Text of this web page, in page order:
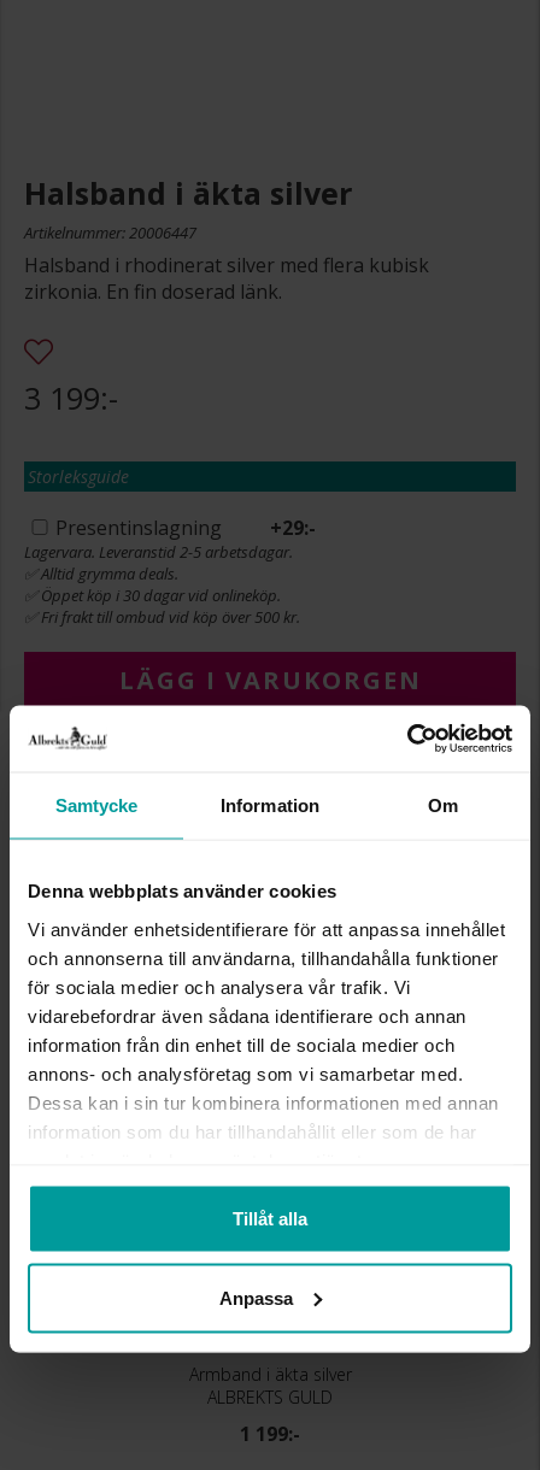
Samtycke Information Om
Denna webbplats använder cookies
Vi använder enhetsidentifierare för att anpassa innehållet
och annonserna till användarna, tillhandahålla funktioner
för sociala medier och analysera vår trafik. Vi
vidarebefordrar även sådana identifierare och annan
information från din enhet till de sociala medier och
annons- och analysföretag som vi samarbetar med.
Dessa kan i sin tur kombinera informationen med annan
information som du har tillhandahållit eller som de har
Tillåt alla
Anpassa
Halsband i äkta silver
Artikelnummer: 20006447
Halsband i rhodinerat silver med flera kubisk
zirkonia. En fin doserad länk.
3 199:-
Storleksguide
Presentinslagning +29:-
Lagervara. Leveranstid 2-5 arbetsdagar.
✅ Alltid grymma deals.
✅ Öppet köp i 30 dagar vid onlineköp.
✅ Fri frakt till ombud vid köp över 500 kr.
LÄGG I VARUKORGEN
BREDD CA (MM)
VARUMÄRKE
Albrekts Guld
MATERIAL
Silver
STEN/PÄRLA
Kubisk zirkonia
Liknande produkter
Armband i äkta silver
ALBREKTS GULD
1 199:-